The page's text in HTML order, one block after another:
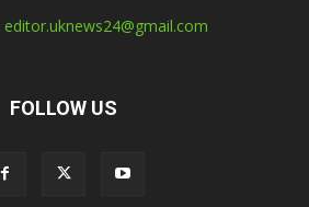
editor.uknews24@gmail.com
FOLLOW US